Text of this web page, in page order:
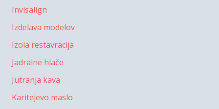
Invisalign
Izdelava modelov
Izola restavracija
Jadralne hlače
Jutranja kava
Karitejevo maslo